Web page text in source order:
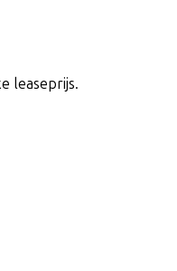
leaseprijs.